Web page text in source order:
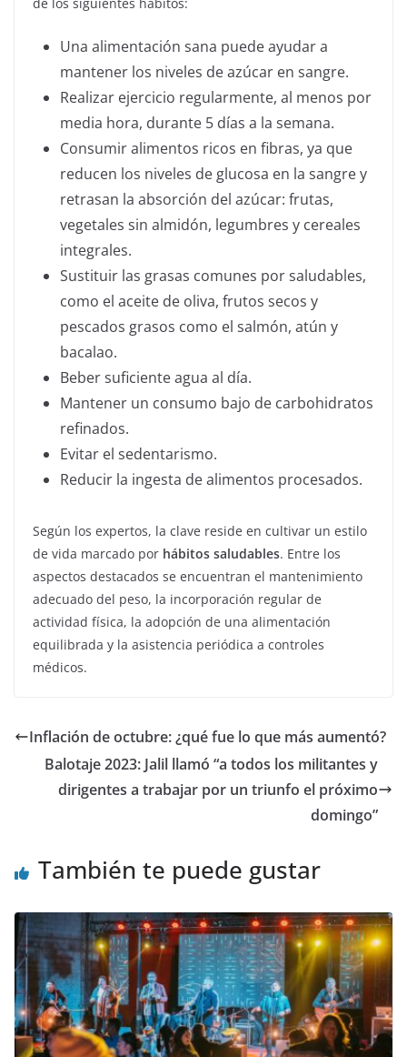
de los siguientes hábitos:
Una alimentación sana puede ayudar a
mantener los niveles de azúcar en sangre.
Realizar ejercicio regularmente, al menos por
media hora, durante 5 días a la semana.
Consumir alimentos ricos en fibras, ya que
reducen los niveles de glucosa en la sangre y
retrasan la absorción del azúcar: frutas,
vegetales sin almidón, legumbres y cereales
integrales.
Sustituir las grasas comunes por saludables,
como el aceite de oliva, frutos secos y
pescados grasos como el salmón, atún y
bacalao.
Beber suficiente agua al día.
Mantener un consumo bajo de carbohidratos
refinados.
Evitar el sedentarismo.
Reducir la ingesta de alimentos procesados.
Según los expertos, la clave reside en cultivar un estilo
de vida marcado por hábitos saludables. Entre los
aspectos destacados se encuentran el mantenimiento
adecuado del peso, la incorporación regular de
actividad física, la adopción de una alimentación
equilibrada y la asistencia periódica a controles
médicos.
Inflación de octubre: ¿qué fue lo que más aumentó?
Balotaje 2023: Jalil llamó “a todos los militantes y
dirigentes a trabajar por un triunfo el próximo
domingo”
También te puede gustar